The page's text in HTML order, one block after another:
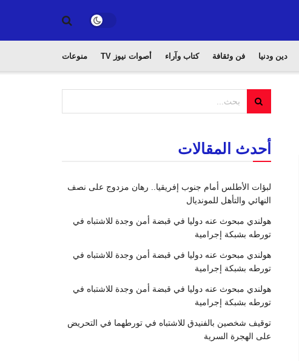
دين ودنيا فن وثقافة كتاب وآراء أصوات نيوز TV منوعات
أحدث المقالات
لبؤات الأطلس أمام جنوب إفريقيا.. رهان مزدوج على نصف
النهائي والتأهل للمونديال
هولندي مبحوث عنه دوليا في قبضة أمن وجدة للاشتباه في
تورطه بشبكة إجرامية
هولندي مبحوث عنه دوليا في قبضة أمن وجدة للاشتباه في
تورطه بشبكة إجرامية
هولندي مبحوث عنه دوليا في قبضة أمن وجدة للاشتباه في
تورطه بشبكة إجرامية
توقيف شخصين بالفنيدق للاشتباه في تورطهما في التحريض
على الهجرة السرية